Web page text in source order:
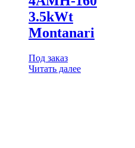
3.5kWt
Montanari
Под заказ
Читать далее